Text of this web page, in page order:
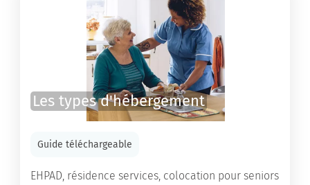
Les types d'hébergement
Guide téléchargeable
EHPAD, résidence services, colocation pour seniors